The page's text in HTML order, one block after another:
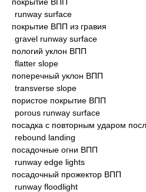
runway surface
покрытие ВПП из гравия
gravel runway surface
пологий уклон ВПП
flatter slope
поперечный уклон ВПП
transverse slope
пористое покрытие ВПП
porous runway surface
посадка с повторным ударом
rebound landing
посадочные огни ВПП
runway edge lights
посадочный прожектор ВПП
runway floodlight